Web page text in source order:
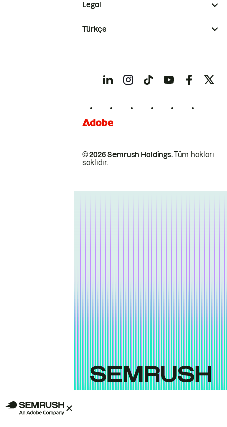
© 2026 Semrush Holdings.Tüm hakları
saklıdır.
Legal
Türkçe